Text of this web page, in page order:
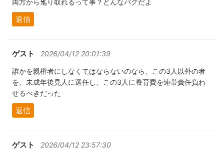
両方から毟り取れるって事？どんなバグだよ
返信
ゲスト 2026/04/12 20:01:39
誰かを親権者にしなくてはならないのなら、この3人以外の者
を、未成年後見人に選任し、この3人に養育費を連帯責任負わ
せるべきだった
返信
ゲスト 2026/04/12 23:57:30